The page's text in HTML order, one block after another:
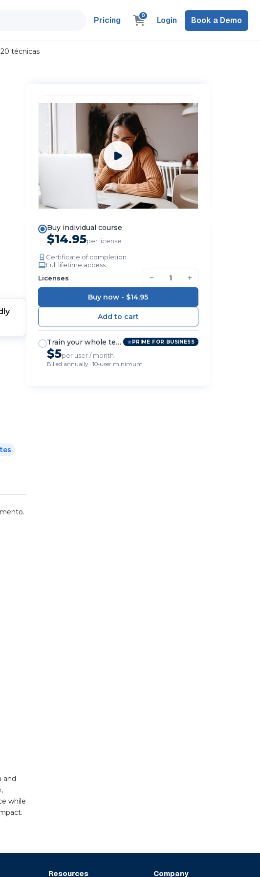
Pricing 0 Login Book a Demo
técnicas
and
while
Buy individual course
$14.95per license
Certificate of completion
Full lifetime access
Licenses
− +
Buy now - $14.95
Train your whole team PRIME FOR BUSINESS
$5per user / month
Billed annually · 10-user minimum
Resources Company